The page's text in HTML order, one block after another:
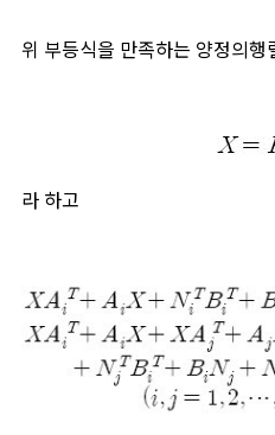
위 부등식을 만족하는 양정의
라 하고